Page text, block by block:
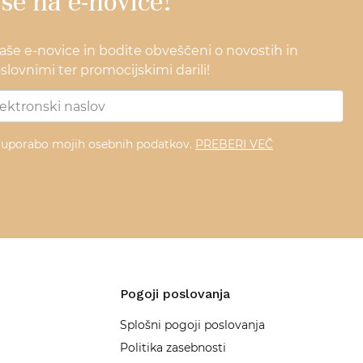
e-novice in bodite obveščeni o novostih in
ter promocijskimi darili!
mojih osebnih podatkov. PREBERI VEČ
Pogoji poslovanja
Splošni pogoji poslovanja
Politika zasebnosti